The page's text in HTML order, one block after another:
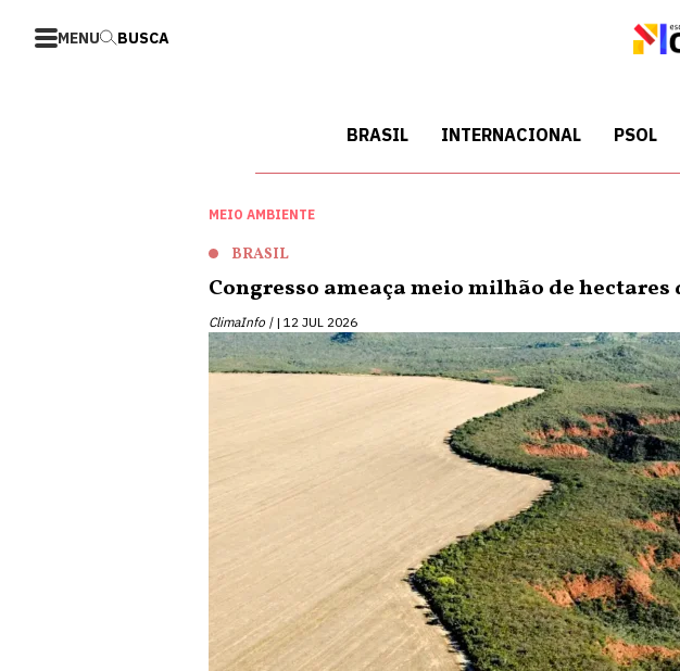
MENU BUSCA
BRASIL INTERNACIONAL PSOL
MEIO AMBIENTE
BRASIL
Congresso ameaça meio milhão de
ClimaInfo | 12 JUL 2026